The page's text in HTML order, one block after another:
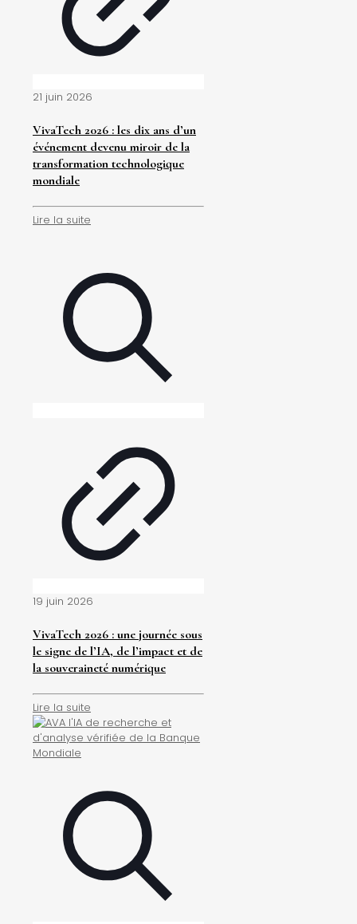
21 juin 2026
VivaTech 2026 : les dix ans d’un
événement devenu miroir de la
transformation technologique
mondiale
Lire la suite
19 juin 2026
VivaTech 2026 : une journée sous
le signe de l’IA, de l’impact et de
la souveraineté numérique
Lire la suite